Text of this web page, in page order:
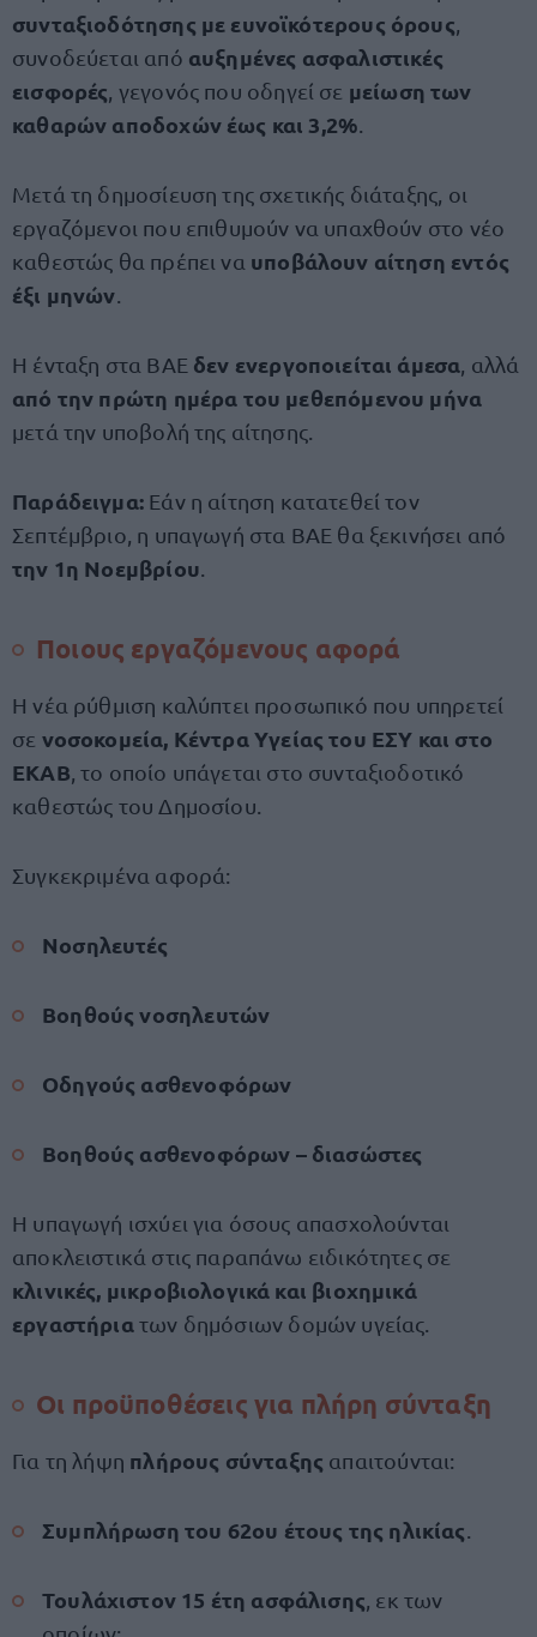
συνταξιοδότησης με ευνοϊκότερους όρους
συνοδεύεται από αυξημένες ασφαλιστικές
εισφορές , γεγονός που οδηγεί σε μείωση των
καθαρών αποδοχών έως και 3,2%
Μετά τη δημοσίευση της σχετικής διάταξης, οι
εργαζόμενοι που επιθυμούν να υπαχθούν στο νέο
καθεστώς θα πρέπει να υποβάλουν αίτηση εντός
έξι μηνών
Η ένταξη στα ΒΑΕ δεν ενεργοποιείται άμεσα , αλλά
από την πρώτη ημέρα του μεθεπόμενου μήνα
μετά την υποβολή της αίτησης.
Παράδειγμα:Εάν η αίτηση κατατεθεί τον
Σεπτέμβριο, η υπαγωγή στα ΒΑΕ θα ξεκινήσει από
την 1η Νοεμβρίου
Ποιους εργαζόμενους αφορά
Η νέα ρύθμιση καλύπτει προσωπικό που υπηρετεί
σε νοσοκομεία, Κέντρα Υγείας του ΕΣΥ και στο
ΕΚΑΒ , το οποίο υπάγεται στο συνταξιοδοτικό
καθεστώς του Δημοσίου.
Συγκεκριμένα αφορά:
Νοσηλευτές
Βοηθούς νοσηλευτών
Οδηγούς ασθενοφόρων
Βοηθούς ασθενοφόρων – διασώστες
Η υπαγωγή ισχύει για όσους απασχολούνται
αποκλειστικά στις παραπάνω ειδικότητες σε
κλινικές, μικροβιολογικά και βιοχημικά
εργαστήριατων δημόσιων δομών υγείας.
Οι προϋποθέσεις για πλήρη σύνταξη
Για τη λήψη πλήρους σύνταξης απαιτούνται:
Συμπλήρωση του 62ου έτους της ηλικίας
Τουλάχιστον 15 έτη ασφάλισης , εκ των